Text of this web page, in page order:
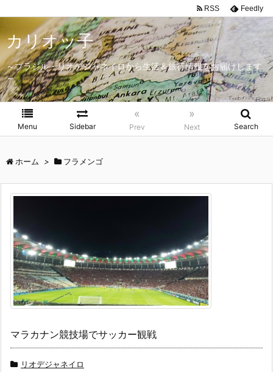
カリオッ子
～ブラジル・リオデジャネイロから生活＆旅行情報をお届けします
～
Menu Sidebar
«
Prev
»
Next Search
RSS Feedly
ホーム > フラメンゴ
マラカナン競技場でサッカー観戦
リオデジャネイロ